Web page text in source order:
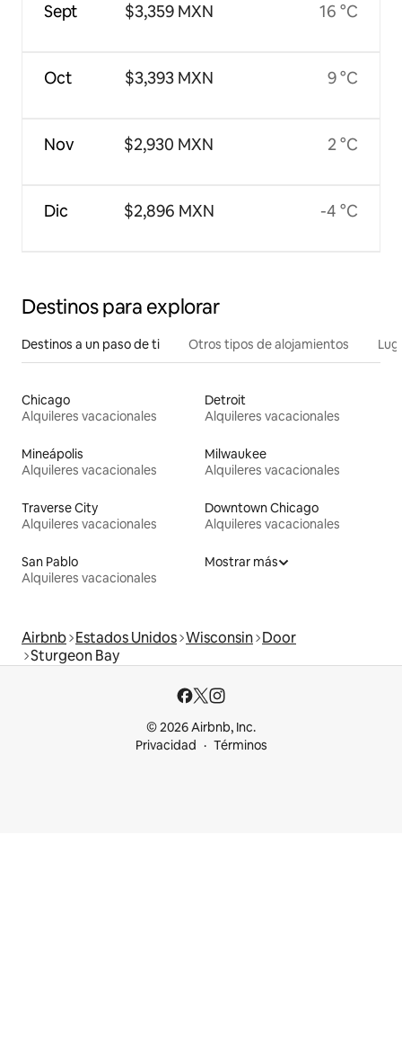
Sept
Oct
Nov
Dic
$3,359 MXN
$3,393 MXN
$2,930 MXN
$2,896 MXN
16 °C
9 °C
2 °C
-4 °C
Destinos para explorar
Destinos a un paso de ti Otros tipos de alojamientos
Chicago
Alquileres vacacionales
Detroit
Alquileres vacacionales
Mineápolis
Alquileres vacacionales
Milwaukee
Alquileres vacacionales
Traverse City
Alquileres vacacionales
Downtown Chicago
Alquileres vacacionales
San Pablo
Alquileres vacacionales
Mostrar más
Airbnb Estados Unidos Wisconsin Door
Sturgeon Bay
© 2026 Airbnb, Inc.
Privacidad
Términos